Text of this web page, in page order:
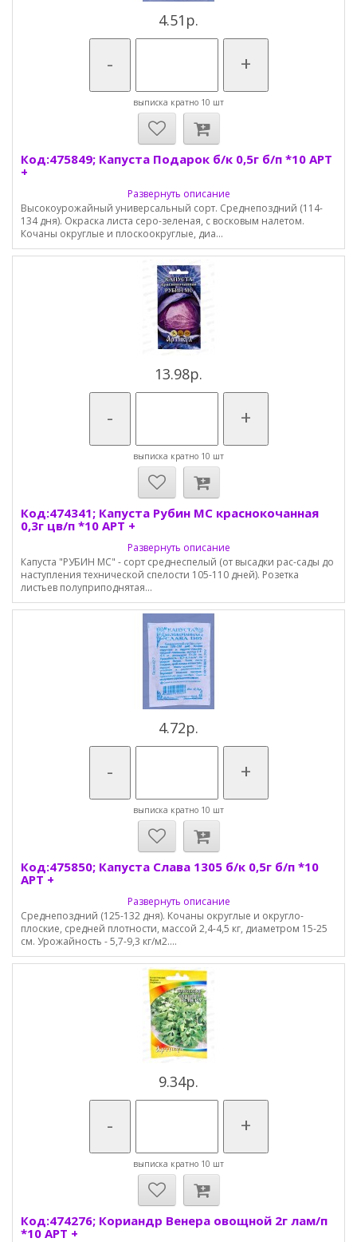
4.51р.
- +
выписка кратно 10 шт
Код:475849; Капуста Подарок б/к 0,5г б/п *10 АРТ
+
Развернуть описание
Высокоурожайный универсальный сорт. Среднепоздний (114-
134 дня). Окраска листа серо-зеленая, с восковым налетом.
Кочаны округлые и плоскоокруглые, диа...
13.98р.
- +
выписка кратно 10 шт
Код:474341; Капуста Рубин МС краснокочанная
0,3г цв/п *10 АРТ +
Развернуть описание
Капуста "РУБИН МС" - сорт среднеспелый (от высадки рас-сады до
наступления технической спелости 105-110 дней). Розетка
листьев полуприподнятая...
4.72р.
- +
выписка кратно 10 шт
Код:475850; Капуста Слава 1305 б/к 0,5г б/п *10
АРТ +
Развернуть описание
Среднепоздний (125-132 дня). Кочаны округлые и округло-
плоские, средней плотности, массой 2,4-4,5 кг, диаметром 15-25
см. Урожайность - 5,7-9,3 кг/м2....
9.34р.
- +
выписка кратно 10 шт
Код:474276; Кориандр Венера овощной 2г лам/п
*10 АРТ +